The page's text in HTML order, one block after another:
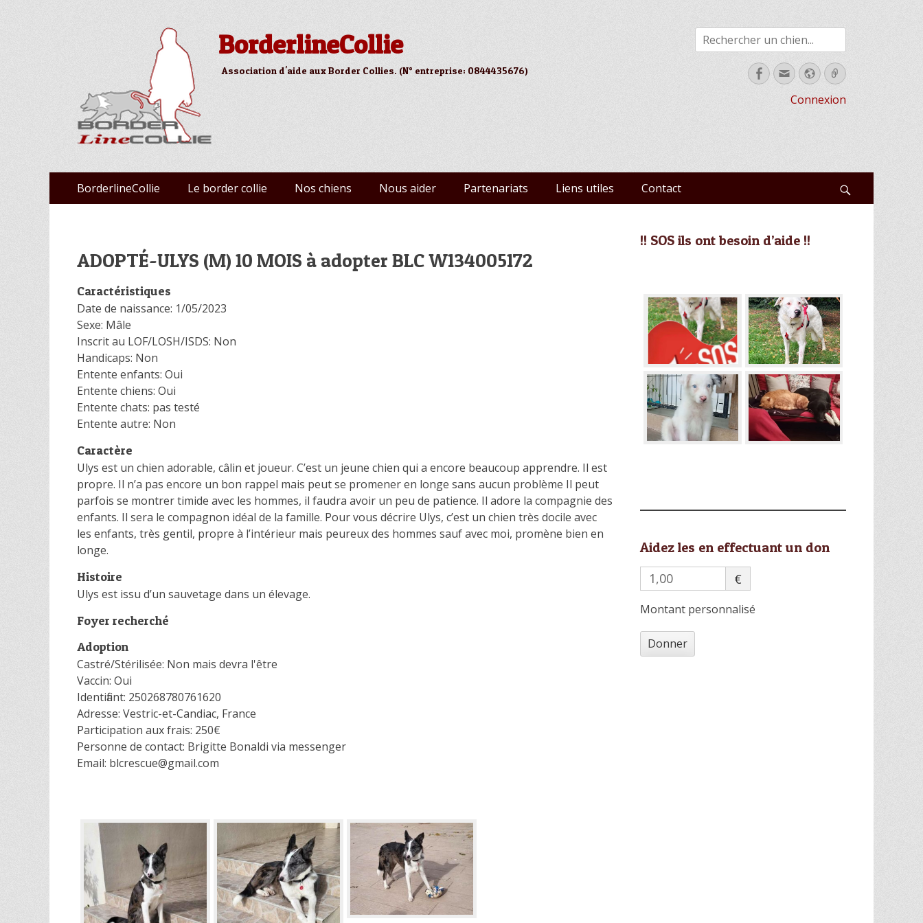
BorderlineCollie
Association d'aide aux Border Collies. (N° entreprise: 0844435676)
Rechercher
Facebook
EmailSite
web
Link
Connexion
Premier menu
BorderlineCollie Le border collie Nos chiens Nous aider Partenariats Liens utiles Contact
ADOPTÉ-ULYS (M) 10 MOIS à adopter BLC W134005172
Caractéristiques
Date de naissance: 1/05/2023
Sexe: Mâle
Inscrit au LOF/LOSH/ISDS: Non
Handicaps: Non
Entente enfants: Oui
Entente chiens: Oui
Entente chats: pas testé
Entente autre: Non
Caractère
Ulys est un chien adorable, câlin et joueur. C’est un jeune chien qui a encore beaucoup apprendre. Il est
propre. Il n’a pas encore un bon rappel mais peut se promener en longe sans aucun problème Il peut
parfois se montrer timide avec les hommes, il faudra avoir un peu de patience. Il adore la compagnie des
enfants. Il sera le compagnon idéal de la famille. Pour vous décrire Ulys, c’est un chien très docile avec
les enfants, très gentil, propre à l’intérieur mais peureux des hommes sauf avec moi, promène bien en
longe.
Histoire
Ulys est issu d’un sauvetage dans un élevage.
Foyer recherché
Adoption
Castré/Stérilisée: Non mais devra l'être
Vaccin: Oui
Identifiant: 250268780761620
Adresse: Vestric-et-Candiac, France
Participation aux frais: 250€
Personne de contact: Brigitte Bonaldi via messenger
Email: blcrescue@gmail.com
!! SOS ils ont besoin d’aide !!
Aidez les en effectuant un don
€
Montant personnalisé
Donner